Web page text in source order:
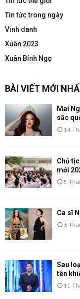
Tin tức trong ngày
Vinh danh
Xuân 2023
Xuân Bính Ngọ
BÀI VIẾT MỚI
Mai
sắc
14
Chủ
mới
5
Ca sĩ
3
Sau
tên
11